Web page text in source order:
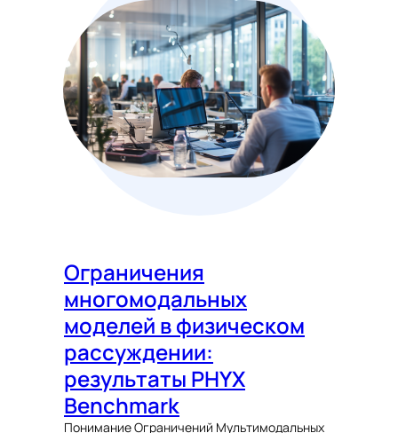
Ограничения
многомодальных
моделей в физическом
рассуждении:
результаты PHYX
Benchmark
Понимание Ограничений Мультимодальных